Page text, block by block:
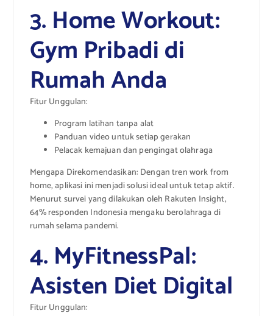
3. Home Workout:
Gym Pribadi di
Rumah Anda
Fitur Unggulan:
Program latihan tanpa alat
Panduan video untuk setiap gerakan
Pelacak kemajuan dan pengingat olahraga
Mengapa Direkomendasikan: Dengan tren work from
home, aplikasi ini menjadi solusi ideal untuk tetap aktif.
Menurut survei yang dilakukan oleh Rakuten Insight,
64% responden Indonesia mengaku berolahraga di
rumah selama pandemi.
4. MyFitnessPal:
Asisten Diet Digital
Fitur Unggulan: